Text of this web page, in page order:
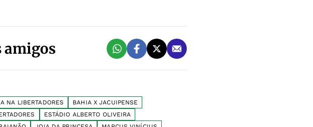
amigos
NA LIBERTADORES
BAHIA X JACUIPENSE
ESTÁDIO ALBERTO OLIVEIRA